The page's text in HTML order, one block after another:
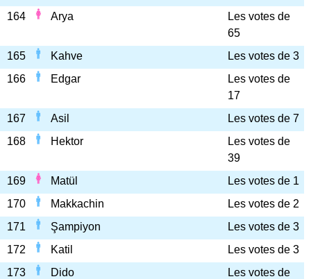
164
Arya
Les votes de
65
165
Kahve
Les votes de 3
166
Edgar
Les votes de
17
167
Asil
Les votes de 7
168
Hektor
Les votes de
39
169
Matül
Les votes de 1
170
Makkachin
Les votes de 2
171
Şampiyon
Les votes de 3
172
Katil
Les votes de 3
173
Dido
Les votes de